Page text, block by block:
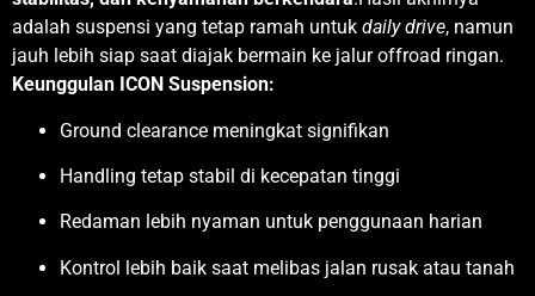
adalah suspensi yang tetap ramah untuk daily drive, namun
jauh lebih siap saat diajak bermain ke jalur offroad ringan.
Keunggulan ICON Suspension:
Ground clearance meningkat signifikan
Handling tetap stabil di kecepatan tinggi
Redaman lebih nyaman untuk penggunaan harian
Kontrol lebih baik saat melibas jalan rusak atau tanah